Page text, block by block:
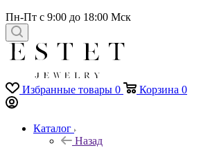
Пн-Пт с 9:00 до 18:00 Мск
Избранные товары 0 Корзина 0
Каталог
Назад